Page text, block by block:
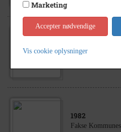
1982
Fakse
Marketing
Accepter nødvendige
Vis cookie oplysninger